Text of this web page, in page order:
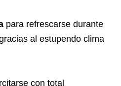
para refrescarse durante
al estupendo clima
con total